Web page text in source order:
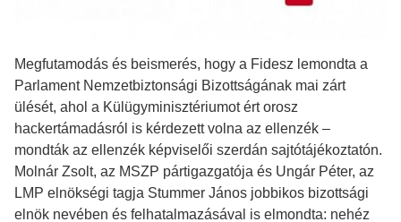
Megfutamodás és beismerés, hogy a Fidesz lemondta a
Parlament Nemzetbiztonsági Bizottságának mai zárt
ülését, ahol a Külügyminisztériumot ért orosz
hackertámadásról is kérdezett volna az ellenzék –
mondták az ellenzék képviselői szerdán sajtótájékoztatón.
Molnár Zsolt, az MSZP pártigazgatója és Ungár Péter, az
LMP elnökségi tagja Stummer János jobbikos bizottsági
elnök nevében és felhatalmazásával is elmondta: nehéz